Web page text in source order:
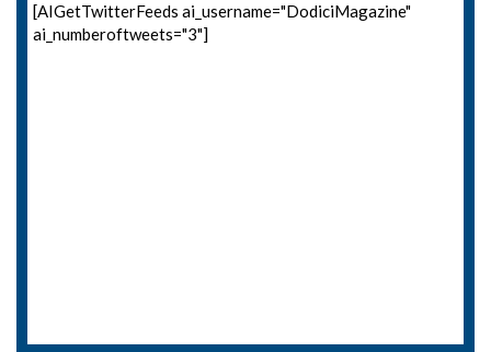
[AIGetTwitterFeeds ai_username="DodiciMagazine"
ai_numberoftweets="3"]